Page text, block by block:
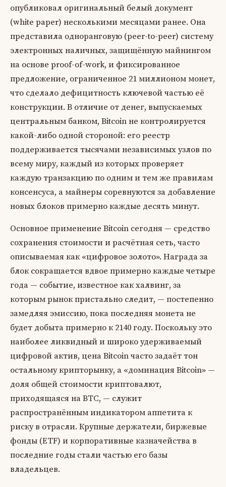
опубликовал оригинальный белый документ
(white paper) несколькими месяцами ранее. Она
представила одноранговую (peer-to-peer) систему
электронных наличных, защищённую майнингом
на основе proof-of-work, и фиксированное
предложение, ограниченное 21 миллионом монет,
что сделало дефицитность ключевой частью её
конструкции. В отличие от денег, выпускаемых
центральным банком, Bitcoin не контролируется
какой-либо одной стороной: его реестр
поддерживается тысячами независимых узлов по
всему миру, каждый из которых проверяет
каждую транзакцию по одним и тем же правилам
консенсуса, а майнеры соревнуются за добавление
новых блоков примерно каждые десять минут.
Основное применение Bitcoin сегодня — средство
сохранения стоимости и расчётная сеть, часто
описываемая как «цифровое золото». Награда за
блок сокращается вдвое примерно каждые четыре
года — событие, известное как халвинг, за
которым рынок пристально следит, — постепенно
замедляя эмиссию, пока последняя монета не
будет добыта примерно к 2140 году. Поскольку это
наиболее ликвидный и широко удерживаемый
цифровой актив, цена Bitcoin часто задаёт тон
остальному крипторынку, а «доминация Bitcoin» —
доля общей стоимости криптовалют,
приходящаяся на BTC, — служит
распространённым индикатором аппетита к
риску в отрасли. Крупные держатели, биржевые
фонды (ETF) и корпоративные казначейства в
последние годы стали частью его базы
владельцев.